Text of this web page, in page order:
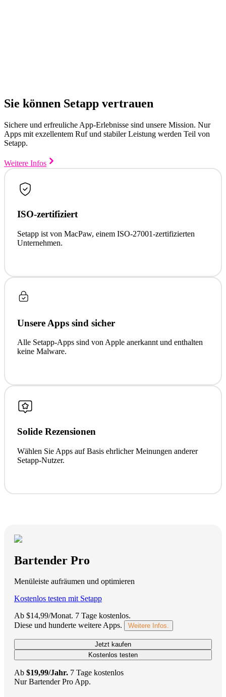
Sie können Setapp vertrauen
Sichere und erfreuliche App-Erlebnisse sind unsere Mission. Nur
Apps mit exzellentem Ruf und stabiler Leistung werden Teil von
Setapp.
Weitere Infos
ISO-zertifiziert
Setapp ist von MacPaw, einem ISO-27001-zertifizierten
Unternehmen.
Unsere Apps sind sicher
Alle Setapp-Apps sind von Apple anerkannt und enthalten
keine Malware.
Solide Rezensionen
Wählen Sie Apps auf Basis ehrlicher Meinungen anderer
Setapp-Nutzer.
Bartender Pro
Menüleiste aufräumen und optimieren
Kostenlos testen mit Setapp
Ab $14,99/Monat. 7 Tage kostenlos.
Diese und hunderte weitere Apps.
Weitere Infos.
Jetzt kaufen
Kostenlos testen
Ab $19,99/Jahr. 7 Tage kostenlos
Nur Bartender Pro App.